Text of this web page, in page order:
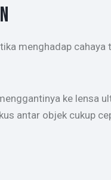
menghadap
ke lensa
antar objek cukup